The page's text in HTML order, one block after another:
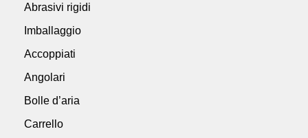
Abrasivi rigidi
Imballaggio
Accoppiati
Angolari
Bolle d’aria
Carrello